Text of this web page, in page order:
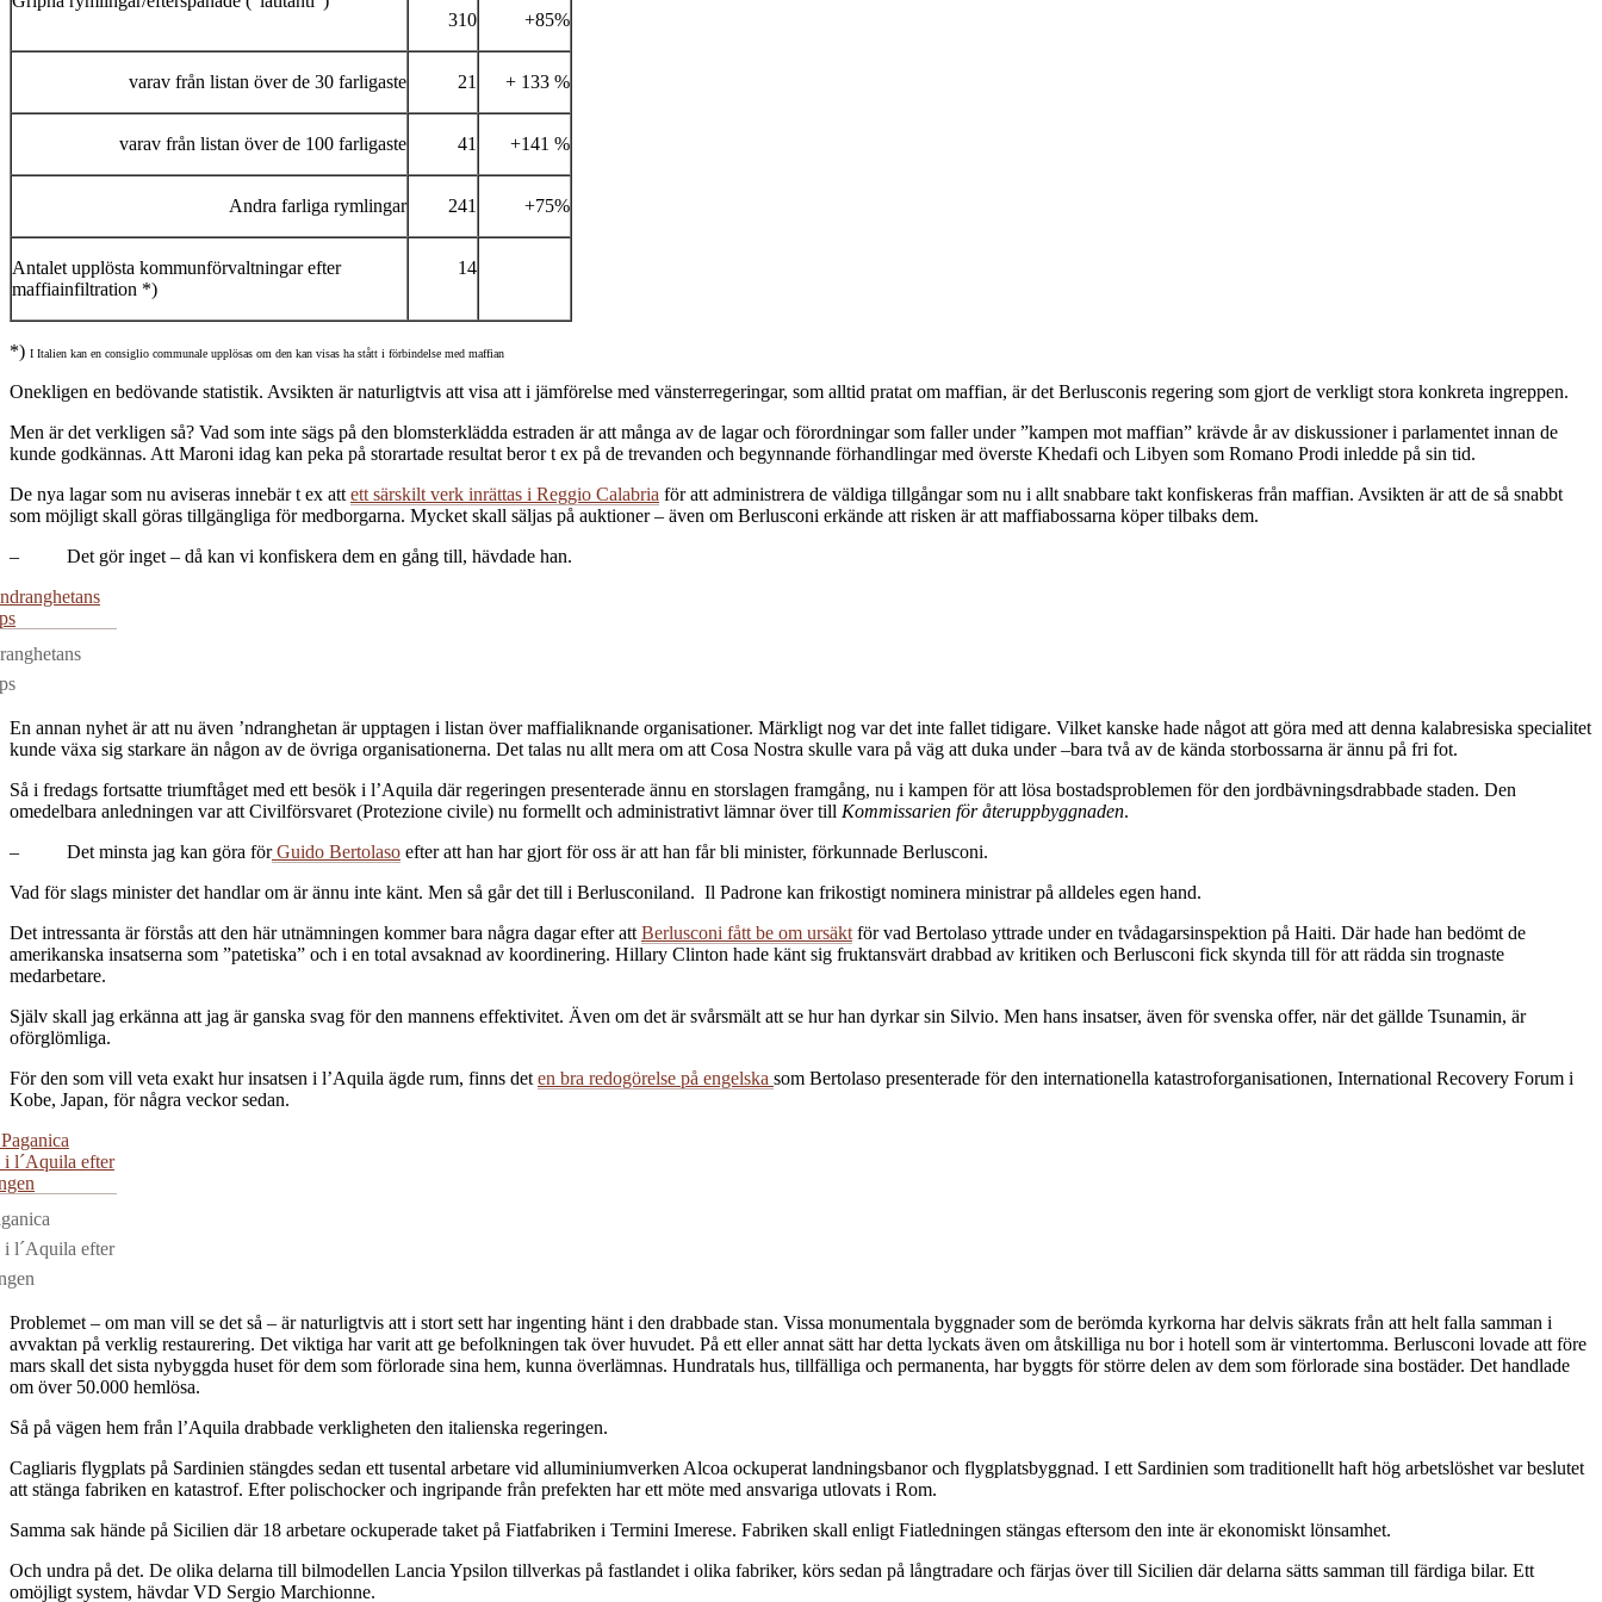
310
+85%
varav från listan över de 30 farligaste 21 + 133 %
varav från listan över de 100 farligaste 41 +141 %
Andra farliga rymlingar 241 +75%
Antalet upplösta kommunförvaltningar efter
maffiainfiltration *)
14
*) I Italien kan en consiglio communale upplösas om den kan visas ha stått i förbindelse med maffian
Onekligen en bedövande statistik. Avsikten är naturligtvis att visa att i jämförelse med vänsterregeringar, som alltid pratat om maffian, är det Berlusconis regering som gjort de verkligt stora konkreta ingreppen.
Men är det verkligen så? Vad som inte sägs på den blomsterklädda estraden är att många av de lagar och förordningar som faller under ”kampen mot maffian” krävde år av diskussioner i parlamentet innan de
kunde godkännas. Att Maroni idag kan peka på storartade resultat beror t ex på de trevanden och begynnande förhandlingar med överste Khedafi och Libyen som Romano Prodi inledde på sin tid.
De nya lagar som nu aviseras innebär t ex att ett särskilt verk inrättas i Reggio Calabria för att administrera de väldiga tillgångar som nu i allt snabbare takt konfiskeras från maffian. Avsikten är att de så snabbt
som möjligt skall göras tillgängliga för medborgarna. Mycket skall säljas på auktioner – även om Berlusconi erkände att risken är att maffiabossarna köper tilbaks dem.
– Det gör inget – då kan vi konfiskera dem en gång till, hävdade han.
En annan nyhet är att nu även ’ndranghetan är upptagen i listan över maffialiknande organisationer. Märkligt nog var det inte fallet tidigare. Vilket kanske hade något att göra med att denna kalabresiska specialitet
kunde växa sig starkare än någon av de övriga organisationerna. Det talas nu allt mera om att Cosa Nostra skulle vara på väg att duka under –bara två av de kända storbossarna är ännu på fri fot.
Så i fredags fortsatte triumftåget med ett besök i l’Aquila där regeringen presenterade ännu en storslagen framgång, nu i kampen för att lösa bostadsproblemen för den jordbävningsdrabbade staden. Den
omedelbara anledningen var att Civilförsvaret (Protezione civile) nu formellt och administrativt lämnar över till Kommissarien för återuppbyggnaden.
– Det minsta jag kan göra förGuido Bertolaso efter att han har gjort för oss är att han får bli minister, förkunnade Berlusconi.
Vad för slags minister det handlar om är ännu inte känt. Men så går det till i Berlusconiland. Il Padrone kan frikostigt nominera ministrar på alldeles egen hand.
Det intressanta är förstås att den här utnämningen kommer bara några dagar efter att Berlusconi fått be om ursäkt för vad Bertolaso yttrade under en tvådagarsinspektion på Haiti. Där hade han bedömt de
amerikanska insatserna som ”patetiska” och i en total avsaknad av koordinering. Hillary Clinton hade känt sig fruktansvärt drabbad av kritiken och Berlusconi fick skynda till för att rädda sin trognaste
medarbetare.
Själv skall jag erkänna att jag är ganska svag för den mannens effektivitet. Även om det är svårsmält att se hur han dyrkar sin Silvio. Men hans insatser, även för svenska offer, när det gällde Tsunamin, är
oförglömliga.
För den som vill veta exakt hur insatsen i l’Aquila ägde rum, finns det en bra redogörelse på engelska som Bertolaso presenterade för den internationella katastroforganisationen, International Recovery Forum i
Kobe, Japan, för några veckor sedan.
i l´Aquila efter
Problemet – om man vill se det så – är naturligtvis att i stort sett har ingenting hänt i den drabbade stan. Vissa monumentala byggnader som de berömda kyrkorna har delvis säkrats från att helt falla samman i
avvaktan på verklig restaurering. Det viktiga har varit att ge befolkningen tak över huvudet. På ett eller annat sätt har detta lyckats även om åtskilliga nu bor i hotell som är vintertomma. Berlusconi lovade att före
mars skall det sista nybyggda huset för dem som förlorade sina hem, kunna överlämnas. Hundratals hus, tillfälliga och permanenta, har byggts för större delen av dem som förlorade sina bostäder. Det handlade
om över 50.000 hemlösa.
Så på vägen hem från l’Aquila drabbade verkligheten den italienska regeringen.
Cagliaris flygplats på Sardinien stängdes sedan ett tusental arbetare vid alluminiumverken Alcoa ockuperat landningsbanor och flygplatsbyggnad. I ett Sardinien som traditionellt haft hög arbetslöshet var beslutet
att stänga fabriken en katastrof. Efter polischocker och ingripande från prefekten har ett möte med ansvariga utlovats i Rom.
Samma sak hände på Sicilien där 18 arbetare ockuperade taket på Fiatfabriken i Termini Imerese. Fabriken skall enligt Fiatledningen stängas eftersom den inte är ekonomiskt lönsamhet.
Och undra på det. De olika delarna till bilmodellen Lancia Ypsilon tillverkas på fastlandet i olika fabriker, körs sedan på långtradare och färjas över till Sicilien där delarna sätts samman till färdiga bilar. Ett
omöjligt system, hävdar VD Sergio Marchionne.